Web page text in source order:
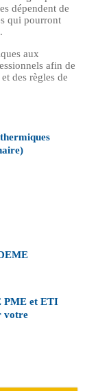
dépendent de
qui pourront
aux
afin de
des règles de
PME et ETI
votre